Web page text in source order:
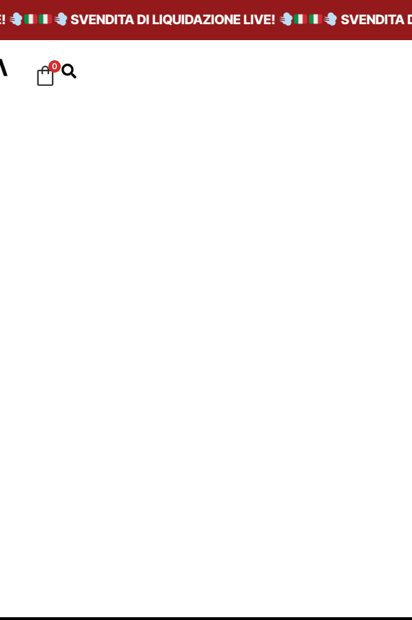
SVENDITA DI LIQUIDAZIONE LIVE! SVENDITA
0